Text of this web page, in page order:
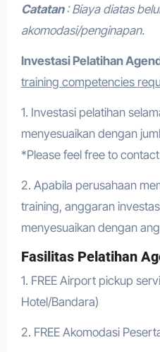
Catatan: Biaya diatas
akomodasi/penginapan.
Investasi Pelatihan
training competencies
1. Investasi pelatihan
menyesuaikan dengan
*Please feel free to
2. Apabila perusahaan
training, anggaran
menyesuaikan dengan
Fasilitas Pelatihan
1. FREE Airport pickup
Hotel/Bandara)
2. FREE Akomodasi